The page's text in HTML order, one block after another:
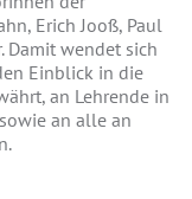
Erich Jooß, Paul
Damit wendet sich
Einblick in die
an Lehrende in
an alle an